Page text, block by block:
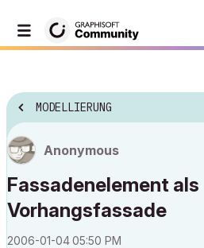
MODELLIERUNG
Anonymous
Fassadenelement als
Vorhangsfassade
‎2006-01-0405:50 PM